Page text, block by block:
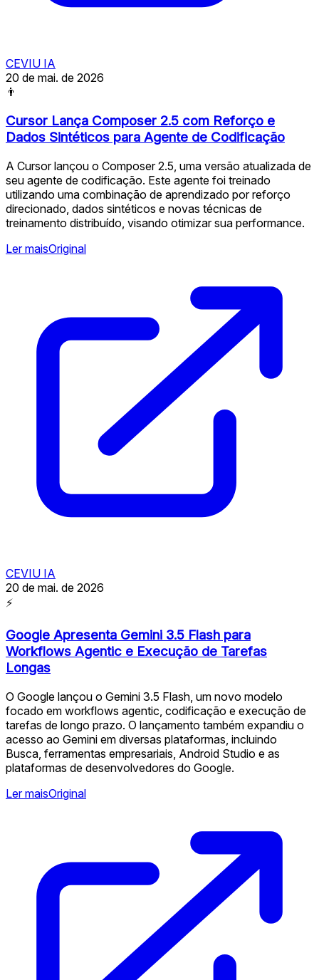
CEVIU IA
20 de mai. de 2026
👨
Cursor Lança Composer 2.5 com Reforço e
Dados Sintéticos para Agente de Codificação
A Cursor lançou o Composer 2.5, uma versão atualizada de
seu agente de codificação. Este agente foi treinado
utilizando uma combinação de aprendizado por reforço
direcionado, dados sintéticos e novas técnicas de
treinamento distribuído, visando otimizar sua performance.
Ler maisOriginal
CEVIU IA
20 de mai. de 2026
⚡
Google Apresenta Gemini 3.5 Flash para
Workflows Agentic e Execução de Tarefas
Longas
O Google lançou o Gemini 3.5 Flash, um novo modelo
focado em workflows agentic, codificação e execução de
tarefas de longo prazo. O lançamento também expandiu o
acesso ao Gemini em diversas plataformas, incluindo
Busca, ferramentas empresariais, Android Studio e as
plataformas de desenvolvedores do Google.
Ler maisOriginal